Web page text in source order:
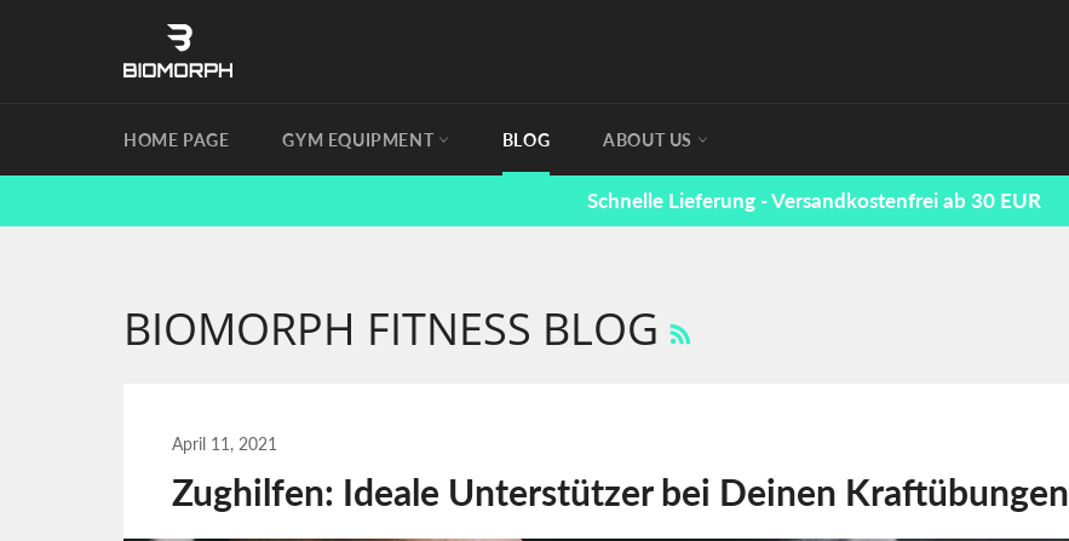
HOME PAGE GYM EQUIPMENT BLOG ABOUT US
Schnelle Lieferung - Versandkostenfrei ab 30 EUR
BIOMORPH FITNESS BLOG
April 11, 2021
Zughilfen: Ideale Unterstützer bei Deinen Kraftübungen